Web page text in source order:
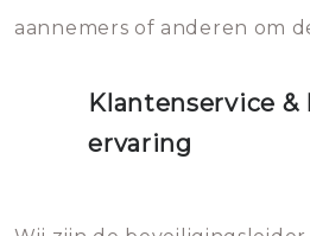
aannemers of anderen om
Klantenservice &
ervaring